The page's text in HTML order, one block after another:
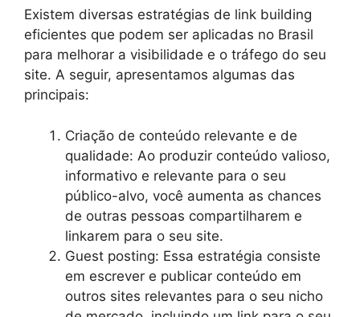
Existem diversas estratégias de link building
eficientes que podem ser aplicadas no Brasil
para melhorar a visibilidade e o tráfego do seu
site. A seguir, apresentamos algumas das
principais:
Criação de conteúdo relevante e de
qualidade: Ao produzir conteúdo valioso,
informativo e relevante para o seu
público-alvo, você aumenta as chances
de outras pessoas compartilharem e
linkarem para o seu site.
Guest posting: Essa estratégia consiste
em escrever e publicar conteúdo em
outros sites relevantes para o seu nicho